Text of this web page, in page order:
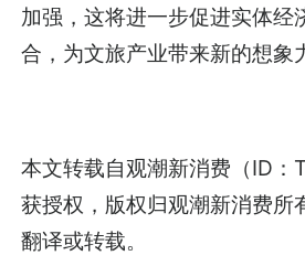
加强，这将进一步促进实体经
合，为文旅产业带来新的想象
本文转载自观潮新消费 （ID
获授权，版权归观潮新消费所
翻译或转载。